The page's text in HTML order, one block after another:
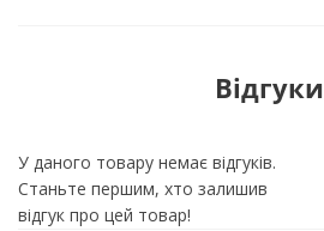
Відгуки
У даного товару немає відгуків.
Станьте першим, хто залишив
відгук про цей товар!